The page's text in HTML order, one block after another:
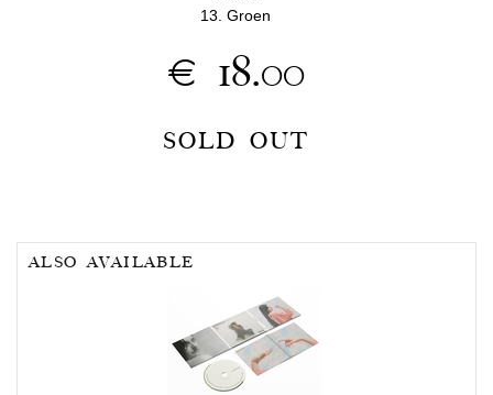
13. Groen
€ 18.00
SOLD OUT
ALSO AVAILABLE